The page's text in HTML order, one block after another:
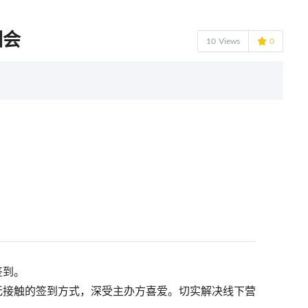
10 Views  0
。
触的签到方式，深受主办方喜爱。切实解决线下营